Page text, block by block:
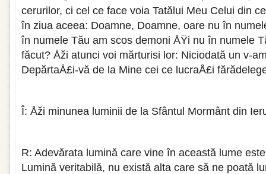
cerurilor, ci cel ce face voia Tatălui Meu Celui din
în ziua aceea: Doamne, Doamne, oare nu în
în numele Tău am scos demoni ÅŸi nu în numele
făcut? Åži atunci voi mărturisi lor: Niciodată un v-
DepărtaÅ£i-vă de la Mine cei ce lucraÅ£i
Î: Åži minunea luminii de la Sfântul Mormânt din
R: Adevărata lumină care vine în această lume
Lumină veritabilă, nu există alta care să ne poată